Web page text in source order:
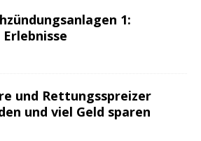
1:
und Rettungsspreizer
und viel Geld sparen